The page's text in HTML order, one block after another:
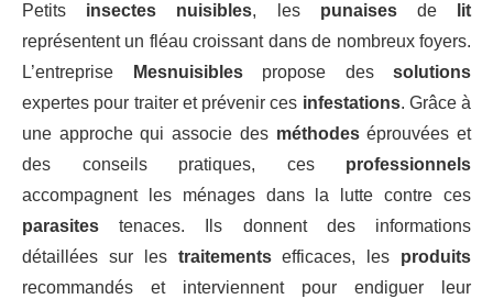
Petits insectes nuisibles, les punaisesde
lit
représentent un fléau croissant dans de nombreux foyers.
L’entreprise
Mesnuisiblespropose des solutions
expertes pour traiter et prévenir ces infestations. Grâce à
une approche qui associe des méthodeséprouvées et
des conseils pratiques, ces professionnels
accompagnent les ménages dans la lutte contre ces
parasites tenaces. Ils donnent des informations
détaillées sur les traitementsefficaces, les produits
recommandés et interviennent pour endiguer leur